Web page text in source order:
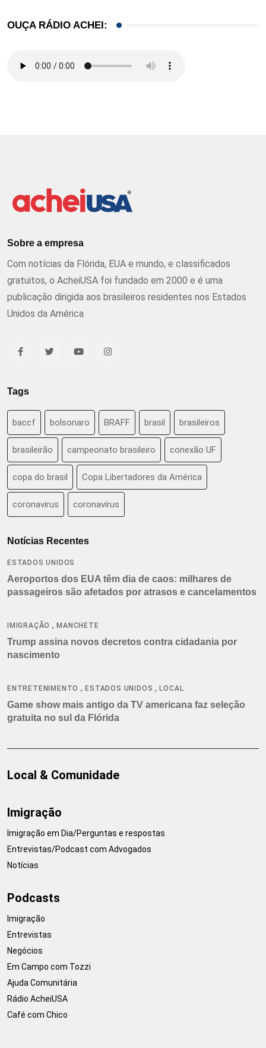
OUÇA RÁDIO ACHEI:
Sobre a empresa
Com notícias da Flórida, EUA e mundo, e classificados
gratuitos, o AcheiUSA foi fundado em 2000 e é uma
publicação dirigida aos brasileiros residentes nos Estados
Unidos da América
Tags
baccf bolsonaro BRAFF brasil brasileiros
brasileirão campeonato brasileiro conexão UF
copa do brasil Copa Libertadores da América
coronavirus coronavírus
Notícias Recentes
ESTADOS UNIDOS
Aeroportos dos EUA têm dia de caos: milhares de
passageiros são afetados por atrasos e cancelamentos
IMIGRAÇÃO ,MANCHETE
Trump assina novos decretos contra cidadania por
nascimento
ENTRETENIMENTO ,ESTADOS UNIDOS ,LOCAL
Game show mais antigo da TV americana faz seleção
gratuita no sul da Flórida
Local & Comunidade
Imigração
Imigração em Dia/Perguntas e respostas
Entrevistas/Podcast com Advogados
Notícias
Podcasts
Imigração
Entrevistas
Negócios
Em Campo com Tozzi
Ajuda Comunitária
Rádio AcheiUSA
Café com Chico